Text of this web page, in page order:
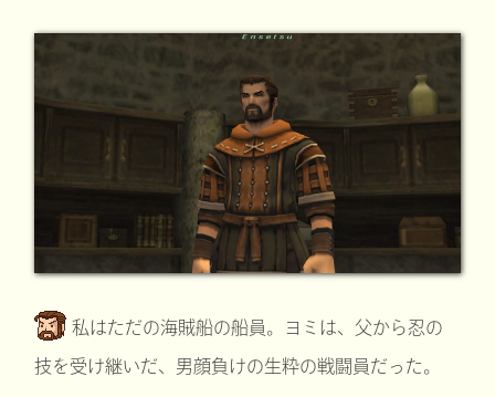
私はただの海賊船の船員。ヨミは、父から忍の
技を受け継いだ、男顔負けの生粋の戦闘員だった。